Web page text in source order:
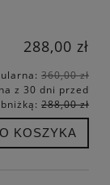
288,00 zł
360,00 zł
z 30 dni przed
288,00 zł
KOSZYKA